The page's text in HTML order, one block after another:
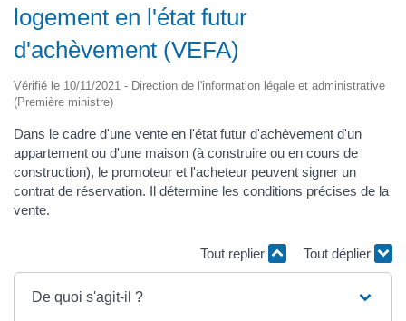
logement en l'état futur
d'achèvement (VEFA)
Vérifié le 10/11/2021 - Direction de l'information légale et administrative
(Première ministre)
Dans le cadre d'une vente en l'état futur d'achèvement d'un
appartement ou d'une maison (à construire ou en cours de
construction), le promoteur et l'acheteur peuvent signer un
contrat de réservation. Il détermine les conditions précises de la
vente.
Tout replier Tout déplier
De quoi s'agit-il ?